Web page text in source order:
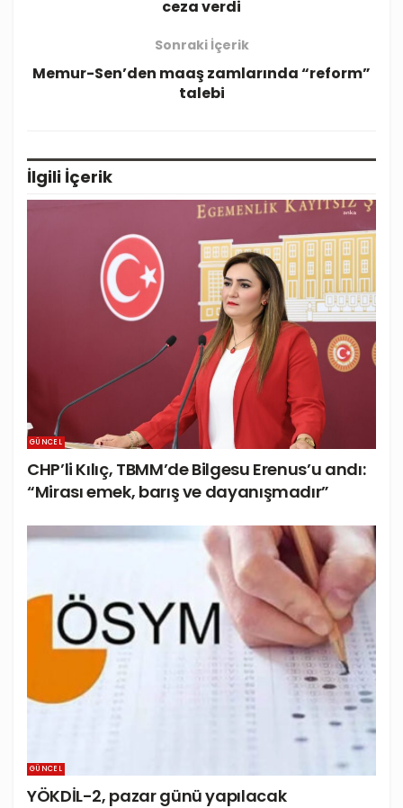
ceza verdi
Sonraki İçerik
Memur-Sen’den maaş zamlarında “reform”
talebi
İlgili İçerik
GÜNCEL
CHP’li Kılıç, TBMM’de Bilgesu Erenus’u andı:
“Mirası emek, barış ve dayanışmadır”
GÜNCEL
YÖKDİL-2, pazar günü yapılacak